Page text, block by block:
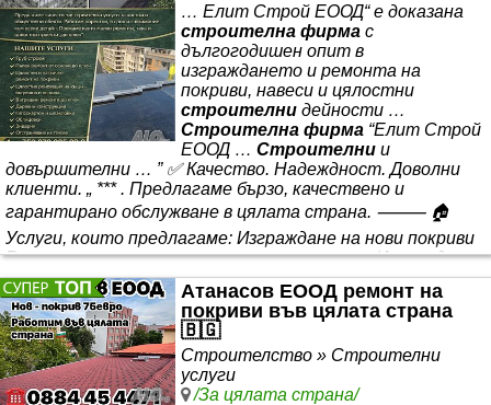
… Елит Строй ЕООД“ е доказана
строителна фирма с
дългогодишен опит в
изграждането и ремонта на
покриви, навеси и цялостни
строителни дейности …
Строителна фирма “Елит Строй
ЕООД … Строителни и
довършителни … ” ✅ Качество. Надеждност. Доволни
клиенти. „ *** . Предлагаме бързо, качествено и
гарантирано обслужване в цялата страна. ⸻ 🏠
Услуги, които предлагаме: Изграждане на нови покриви
Ремонт и реконструкция на стари покриви Изграждане
на навеси, беседки и тераси Хидроизолация и
топлоизолация Обшивки, улуци, водостоци *** работи
⸻ 💰 Цени: Нов покрив - от 75€./кв.м2 (включва
материали,
Атанасов ЕООД ремонт на
покриви във цялата страна
🇧🇬
Строителство » Строителни
услуги
/За цялата страна/